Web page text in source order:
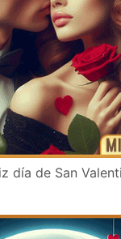
día de San